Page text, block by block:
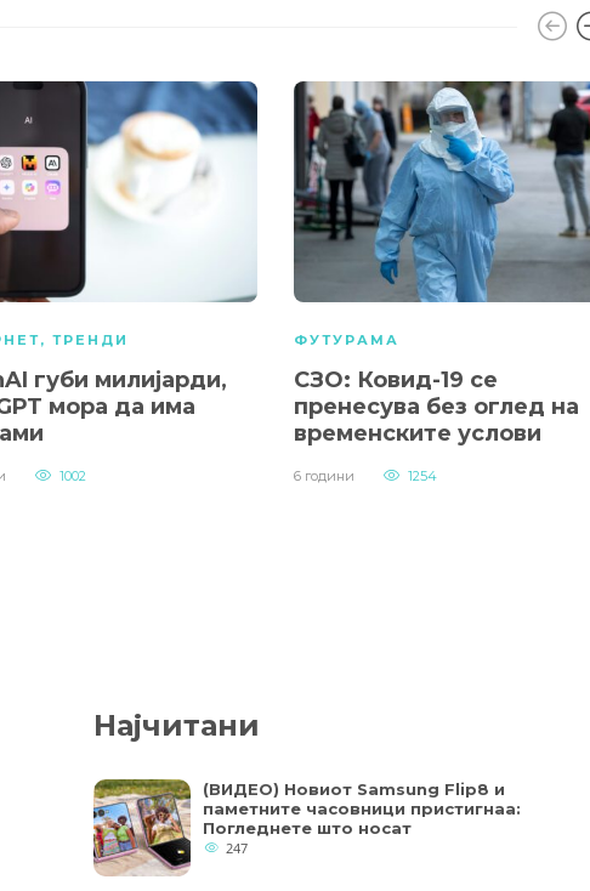
, ТРЕНДИ
губи милијарди,
мора да има
1002
ФУТУРАМА
СЗО: Ковид-19 се
пренесува без оглед на
временските услови
6 години 1254
Најчитани
(ВИДЕО) Новиот Samsung Flip8 и
паметните часовници пристигнаа:
Погледнете што носат
247